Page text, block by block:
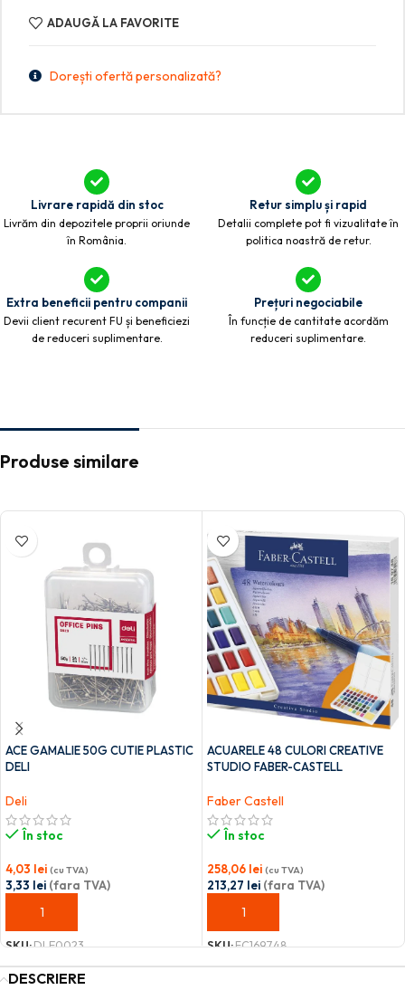
ADAUGĂ LA FAVORITE
Dorești ofertă personalizată?
Livrare rapidă din stoc
Livrăm din depozitele proprii oriunde
în România.
Retur simplu și rapid
Detalii complete pot fi vizualitate în
politica noastră de retur.
Extra beneficii pentru companii
Devii client recurent FU și beneficiezi
de reduceri suplimentare.
Prețuri negociabile
În funcție de cantitate acordăm
reduceri suplimentare.
Produse similare
ACE GAMALIE 50G CUTIE PLASTIC
DELI
Deli
În stoc
4,03 lei (cu TVA)
3,33 lei (fara TVA)
ADAUGĂ ÎN COȘ
SKU:DLE0023
ACUARELE 48 CULORI CREATIVE
STUDIO FABER-CASTELL
Faber Castell
În stoc
258,06 lei (cu TVA)
213,27 lei (fara TVA)
ADAUGĂ ÎN COȘ
SKU:FC169748
DESCRIERE